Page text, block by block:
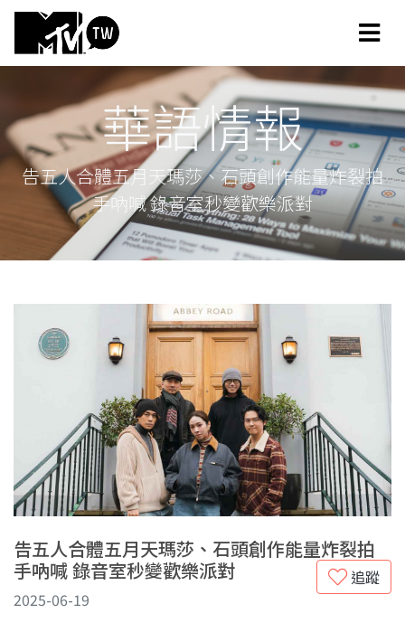
華語情報
告五人合體五月天瑪莎、石頭創作能量炸裂拍
手吶喊 錄音室秒變歡樂派對
告五人合體五月天瑪莎、石頭創作能量炸裂拍
手吶喊 錄音室秒變歡樂派對
追蹤
2025-06-19